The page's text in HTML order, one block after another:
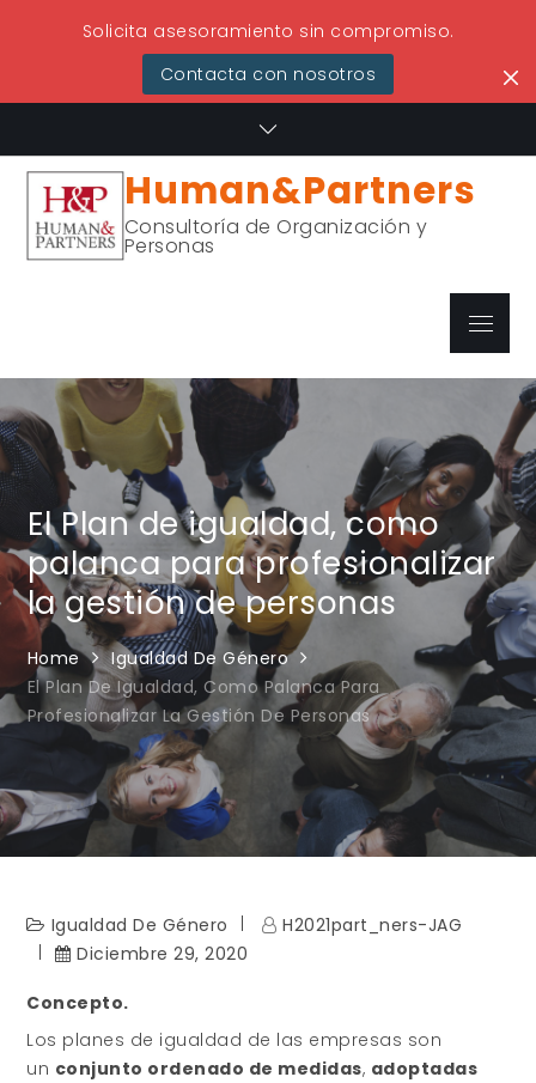
Solicita asesoramiento sin compromiso.
Contacta con nosotros
content
Human&Partners
Consultoría de Organización y
Personas
Menu
El Plan de igualdad, como
palanca para profesionalizar
la gestión de personas
Home
Igualdad De Género
El Plan De Igualdad, Como Palanca Para
Profesionalizar La Gestión De Personas
Igualdad De Género
H2021part_ners-JAG
Diciembre 29, 2020
Concepto.
Los planes de igualdad de las empresas son
un conjunto ordenado de medidas, adoptadas